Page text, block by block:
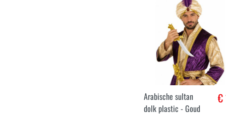
Arabische sultan
dolk plastic - Goud
€